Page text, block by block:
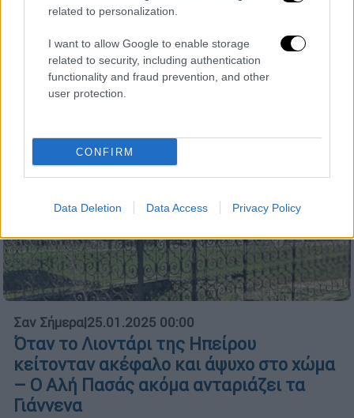
related to personalization.
I want to allow Google to enable storage
related to security, including authentication
functionality and fraud prevention, and other
user protection.
CONFIRM
Data Deletion Data Access Privacy Policy
Στο σημείο είχαν χαθεί τα ίχνη ενός
Σαν Σήμερα|25.01.2025 00:00
Όταν το Λιοντάρι της Ηπείρου
κείτονταν ακέφαλο και άψυχο στο χώμα
– Ο Αλή Πασάς ακόμα ανταριάζει τα
Γιάννενα